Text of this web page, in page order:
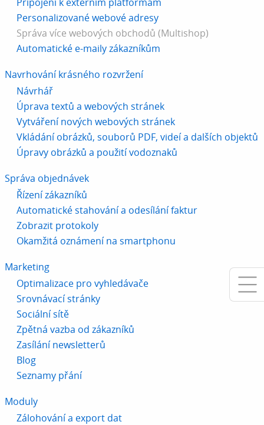
Personalizované webové adresy
Správa více webových obchodů (Multishop)
Automatické e-maily zákazníkům
Navrhování krásného rozvržení
Návrhář
Úprava textů a webových stránek
Vytváření nových webových stránek
Vkládání obrázků, souborů PDF, videí a dalších objektů
Úpravy obrázků a použití vodoznaků
Správa objednávek
Řízení zákazníků
Automatické stahování a odesílání faktur
Zobrazit protokoly
Okamžitá oznámení na smartphonu
Marketing
Optimalizace pro vyhledávače
Srovnávací stránky
Sociální sítě
Zpětná vazba od zákazníků
Zasílání newsletterů
Blog
Seznamy přání
Moduly
Zálohování a export dat